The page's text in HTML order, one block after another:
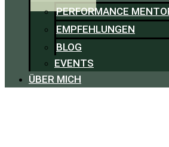
PERFORMANCE
EMPFEHLUNGEN
BLOG
EVENTS
ÜBER MICH